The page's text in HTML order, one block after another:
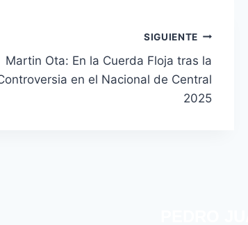
SIGUIENTE
Martin Ota: En la Cuerda Floja tras la
en el Nacional de Central
2025